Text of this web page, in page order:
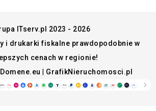
ITserv.pl 2023 - 2026
i drukarki fiskalne prawdopodobnie w
cenach w regionie!
| GrafikNieruchomosci.pl